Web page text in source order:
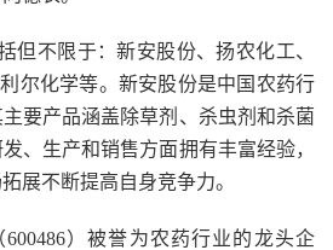
但不限于：新安股份、扬农化工、
尔化学等。新安股份是中国农药行
要产品涵盖除草剂、杀虫剂和杀菌
、生产和销售方面拥有丰富经验，
展不断提高自身竞争力。
）被誉为农药行业的龙头企